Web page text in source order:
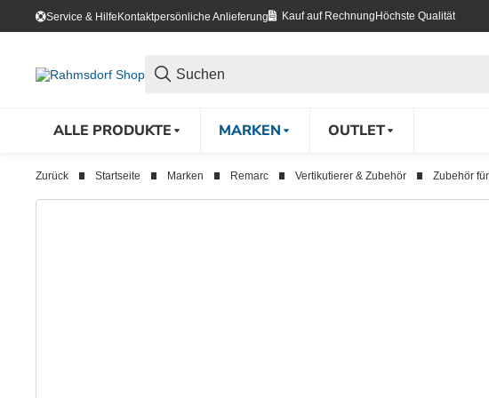
Service & HilfeKontaktpersönliche Anlieferung Kauf auf Rechnung Höchste Qualität
ALLE PRODUKTE MARKEN OUTLET
Zurück Startseite Marken Remarc Vertikutierer & Zubehör Zubehör